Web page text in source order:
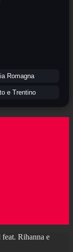
Romagna
e Trentino
Rihanna e